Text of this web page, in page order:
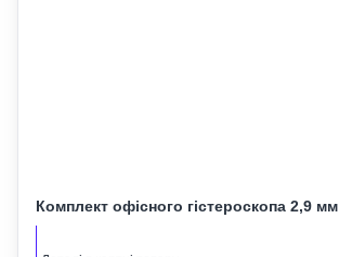
Комплект офісного гістероскопа 2,9 мм